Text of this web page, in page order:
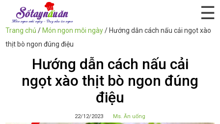
☰
Trang chủ / Món ngon mỗi ngày/ Hướng dẫn cách nấu cải ngọt xào
thịt bò ngon đúng điệu
Hướng dẫn cách nấu cải
ngọt xào thịt bò ngon đúng
điệu
22/12/2023 Ms. Ăn uống